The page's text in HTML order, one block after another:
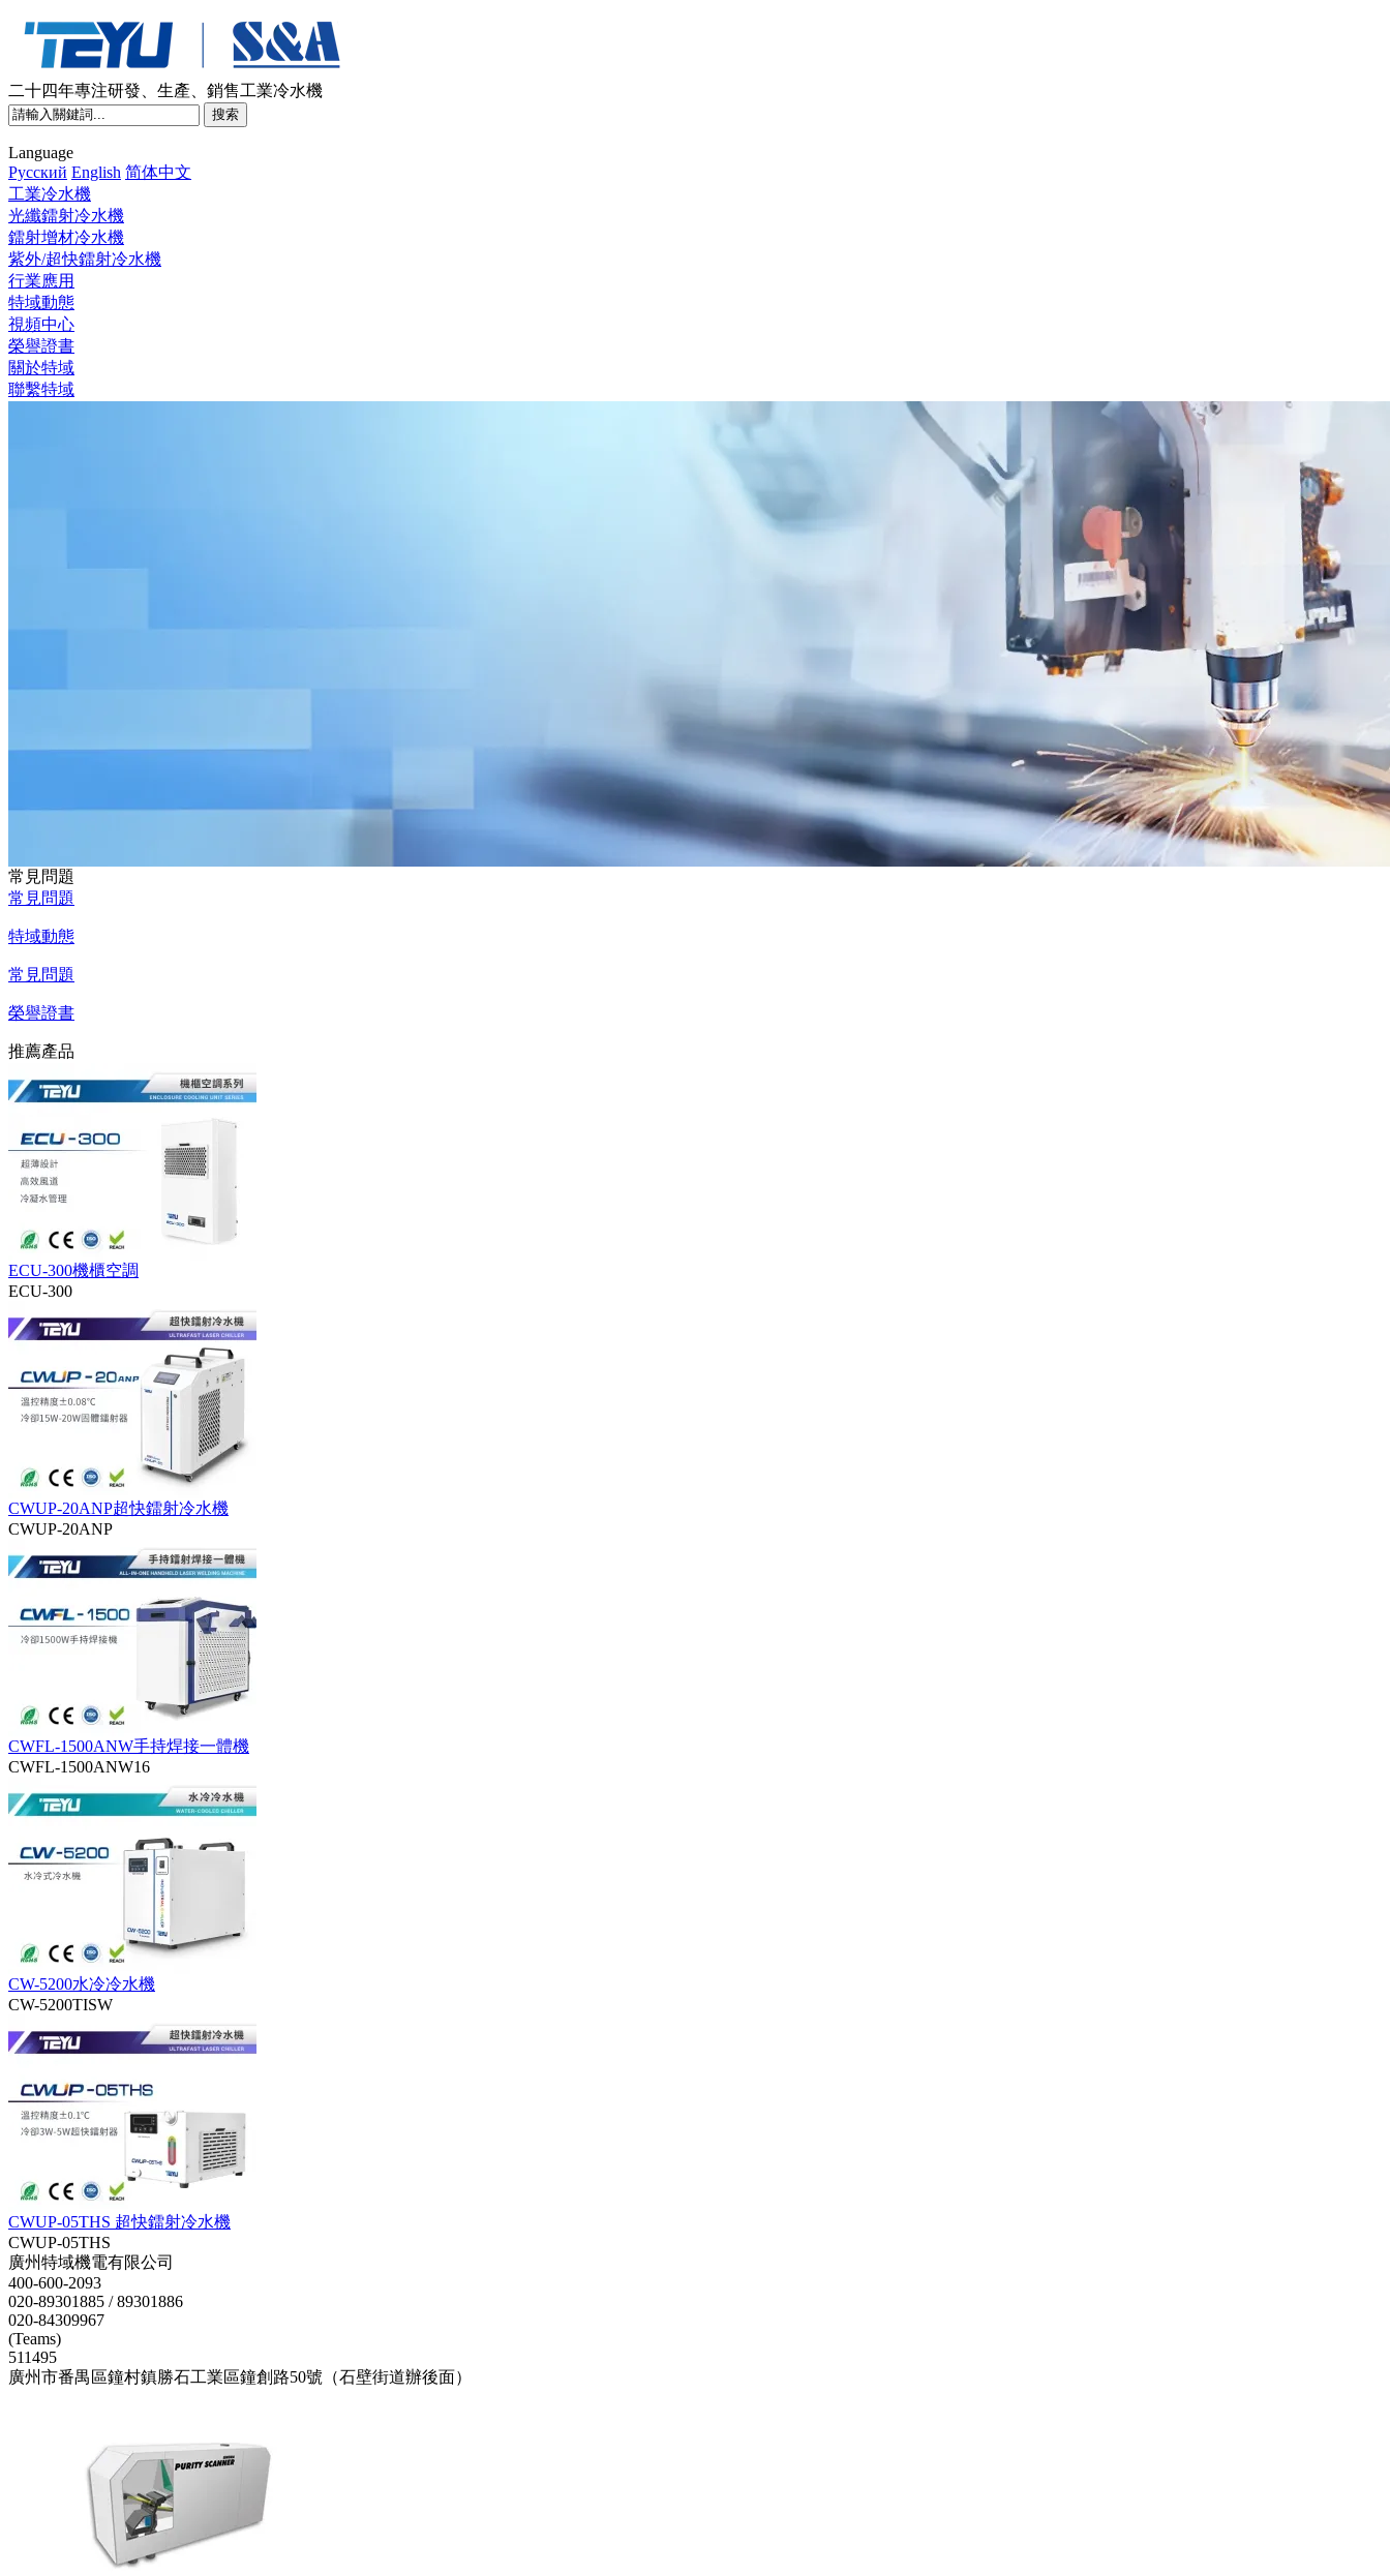
二十四年專注研發、生產、銷售工業冷水機
Language
Pусский English 简体中文
工業冷水機
光纖鐳射冷水機
鐳射增材冷水機
紫外/超快鐳射冷水機
行業應用
特域動態
視頻中心
榮譽證書
關於特域
聯繫特域
常見問題
常見問題
特域動態
常見問題
榮譽證書
推薦產品
ECU-300機櫃空調
ECU-300
CWUP-20ANP超快鐳射冷水機
CWUP-20ANP
CWFL-1500ANW手持焊接一體機
CWFL-1500ANW16
CW-5200水冷冷水機
CW-5200TISW
CWUP-05THS 超快鐳射冷水機
CWUP-05THS
廣州特域機電有限公司
400-600-2093
020-89301885 / 89301886
020-84309967
(Teams)
511495
廣州市番禺區鐘村鎮勝石工業區鐘創路50號（石壁街道辦後面）